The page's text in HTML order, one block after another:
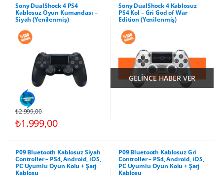
Sony DualShock 4 PS4
Kablosuz Oyun Kumandası –
Siyah (Yenilenmiş)
₺1.999,00
₺2.999,00
Sony DualShock 4 Kablosuz
PS4 Kol – Gri God of War
Edition (Yenilenmiş)
GELİNCE HABER VER
P09 Bluetooth Kablosuz Siyah
Controller – PS4, Android, iOS,
PC Uyumlu Oyun Kolu + Şarj
Kablosu
P09 Bluetooth Kablosuz Gri
Controller – PS4, Android, iOS,
PC Uyumlu Oyun Kolu + Şarj
Kablosu